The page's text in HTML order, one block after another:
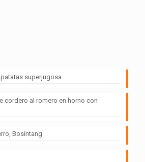
superjugosa
cordero al romero en horno con
Bosintang